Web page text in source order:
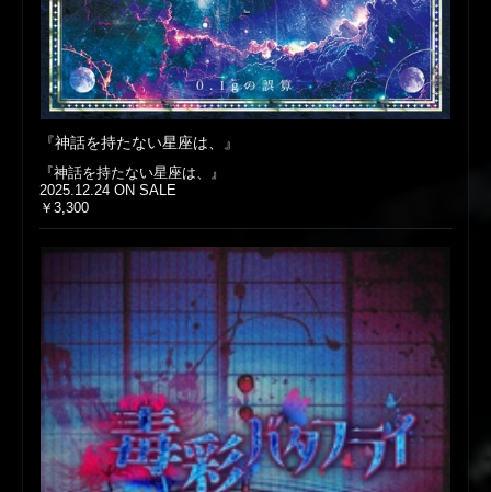
『神話を持たない星座は、』
『神話を持たない星座は、』
2025.12.24 ON SALE
￥3,300